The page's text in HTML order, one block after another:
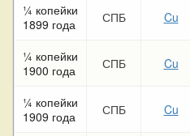
¼ копейки
1899 года
СПБ Cu
¼ копейки
1900 года
СПБ Cu
¼ копейки
1909 года
СПБ Cu